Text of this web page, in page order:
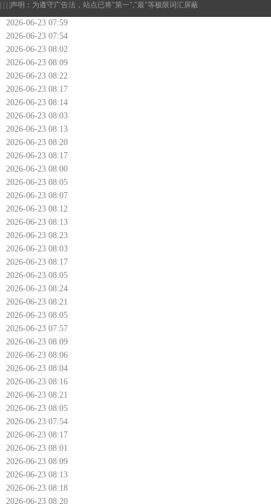
声明：为遵守广告法，站点已将"第一","最"等极限词汇屏蔽
2026-06-23 07:59
2026-06-23 07:54
2026-06-23 08:02
2026-06-23 08:09
2026-06-23 08:22
2026-06-23 08:17
2026-06-23 08:14
2026-06-23 08:03
2026-06-23 08:13
2026-06-23 08:20
2026-06-23 08:17
2026-06-23 08:00
2026-06-23 08:05
2026-06-23 08:07
2026-06-23 08:12
2026-06-23 08:13
2026-06-23 08:23
2026-06-23 08:03
2026-06-23 08:17
2026-06-23 08:05
2026-06-23 08:24
2026-06-23 08:21
2026-06-23 08:05
2026-06-23 07:57
2026-06-23 08:09
2026-06-23 08:06
2026-06-23 08:04
2026-06-23 08:16
2026-06-23 08:21
2026-06-23 08:05
2026-06-23 07:54
2026-06-23 08:17
2026-06-23 08:01
2026-06-23 08:09
2026-06-23 08:13
2026-06-23 08:18
2026-06-23 08:20